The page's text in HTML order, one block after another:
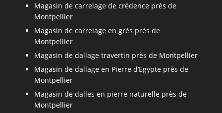
Magasin de carrelage de crédence près de
Montpellier
Magasin de carrelage en grès près de
Montpellier
Magasin de dallage travertin près de Montpellier
Magasin de dallage en Pierre d’Egypte près de
Montpellier
Magasin de dalles en pierre naturelle près de
Montpellier